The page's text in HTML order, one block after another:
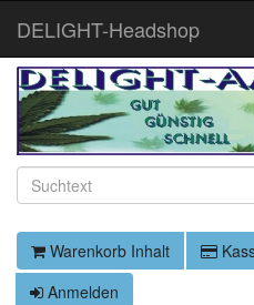
Warenkorb Inhalt
Anmelden
DELIGHT-Headshop